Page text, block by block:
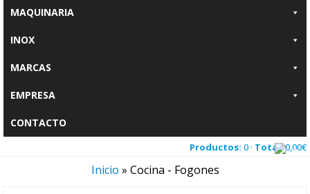
MAQUINARIA
INOX
MARCAS
EMPRESA
CONTACTO
Productos: 0 · Total:0,00€
Inicio » Cocina - Fogones